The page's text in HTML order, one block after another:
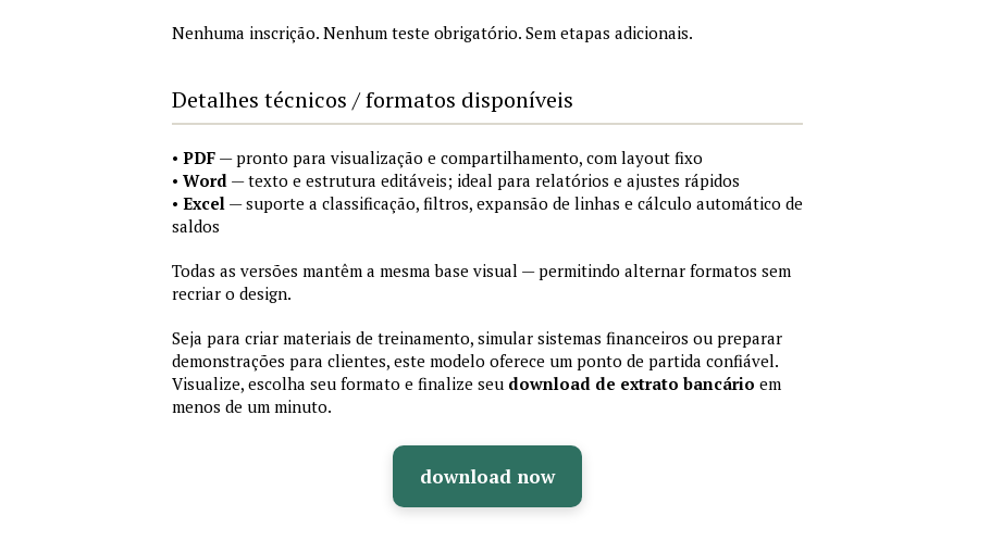
Nenhuma inscrição. Nenhum teste obrigatório. Sem etapas adicionais.
Detalhes técnicos / formatos disponíveis
• PDF — pronto para visualização e compartilhamento, com layout fixo
• Word — texto e estrutura editáveis; ideal para relatórios e ajustes rápidos
• Excel — suporte a classificação, filtros, expansão de linhas e cálculo automático de
saldos
Todas as versões mantêm a mesma base visual — permitindo alternar formatos sem
recriar o design.
Seja para criar materiais de treinamento, simular sistemas financeiros ou preparar
demonstrações para clientes, este modelo oferece um ponto de partida confiável.
Visualize, escolha seu formato e finalize seu download de extrato bancário em
menos de um minuto.
download now